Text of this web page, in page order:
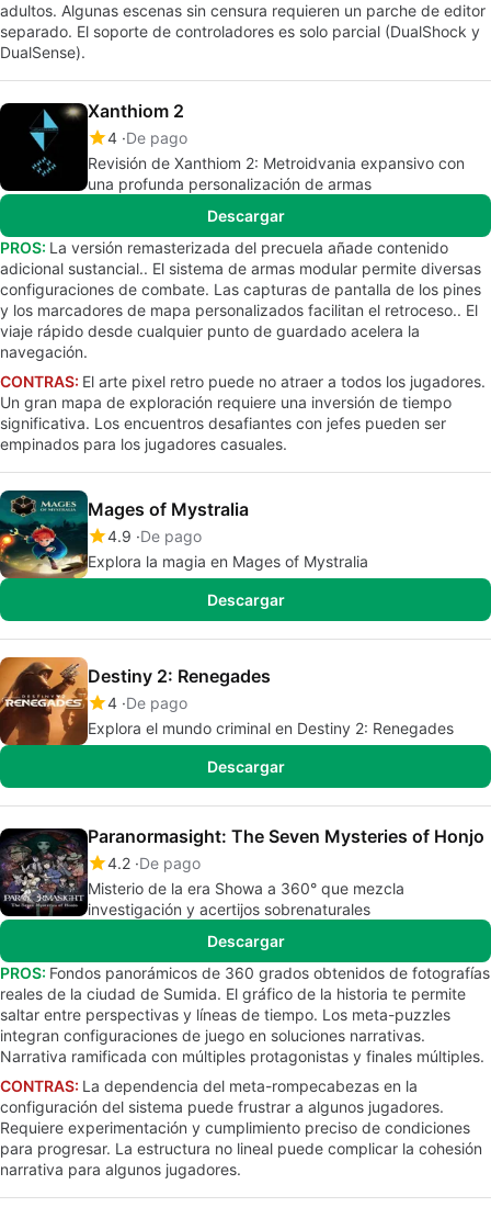
adultos. Algunas escenas sin censura requieren un parche de editor
separado. El soporte de controladores es solo parcial (DualShock y
DualSense).
Xanthiom 2
4 De pago
Revisión de Xanthiom 2: Metroidvania expansivo con
una profunda personalización de armas
Descargar
PROS: La versión remasterizada del precuela añade contenido
adicional sustancial.. El sistema de armas modular permite diversas
configuraciones de combate. Las capturas de pantalla de los pines
y los marcadores de mapa personalizados facilitan el retroceso.. El
viaje rápido desde cualquier punto de guardado acelera la
navegación.
CONTRAS: El arte pixel retro puede no atraer a todos los jugadores.
Un gran mapa de exploración requiere una inversión de tiempo
significativa. Los encuentros desafiantes con jefes pueden ser
empinados para los jugadores casuales.
Mages of Mystralia
4.9 De pago
Explora la magia en Mages of Mystralia
Descargar
Destiny 2: Renegades
4 De pago
Explora el mundo criminal en Destiny 2: Renegades
Descargar
Paranormasight: The Seven Mysteries of Honjo
4.2 De pago
Misterio de la era Showa a 360° que mezcla
investigación y acertijos sobrenaturales
Descargar
PROS: Fondos panorámicos de 360 grados obtenidos de fotografías
reales de la ciudad de Sumida. El gráfico de la historia te permite
saltar entre perspectivas y líneas de tiempo. Los meta-puzzles
integran configuraciones de juego en soluciones narrativas.
Narrativa ramificada con múltiples protagonistas y finales múltiples.
CONTRAS: La dependencia del meta-rompecabezas en la
configuración del sistema puede frustrar a algunos jugadores.
Requiere experimentación y cumplimiento preciso de condiciones
para progresar. La estructura no lineal puede complicar la cohesión
narrativa para algunos jugadores.